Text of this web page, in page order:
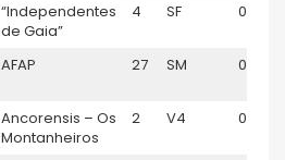
“Independentes
de Gaia”
4 SF
AFAP 27 SM
Ancorensis – Os
Montanheiros
2 V4